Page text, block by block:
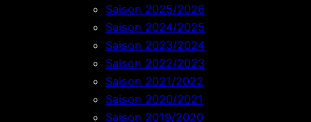
Saison 2025/2026
Saison 2024/2025
Saison 2023/2024
Saison 2022/2023
Saison 2021/2022
Saison 2020/2021
Saison 2019/2020